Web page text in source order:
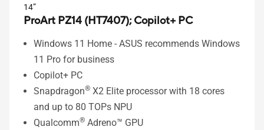
14”
ProArt PZ14 (HT7407);Copilot+ PC
Windows 11 Home - ASUS recommends Windows
11 Pro for business
Copilot+ PC
Snapdragon® X2 Elite processor with 18 cores
and up to 80 TOPs NPU
Qualcomm® Adreno™ GPU